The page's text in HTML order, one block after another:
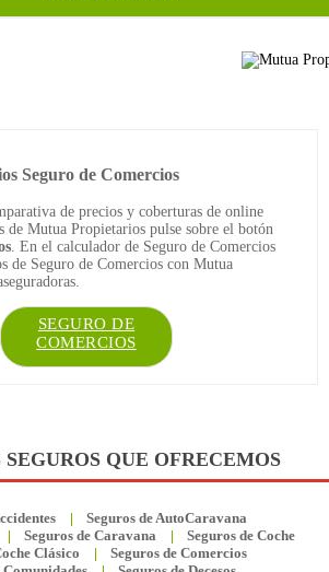
Seguro de Comercios
de precios y coberturas de online
de Mutua Propietarios pulse sobre el botón
. En el calculador de Seguro de Comercios
de Seguro de Comercios con Mutua
SEGURO DE
COMERCIOS
QUE OFRECEMOS
Seguros de AutoCaravana
Seguros de Caravana
Seguros de Coche
Clásico
Seguros de Comercios